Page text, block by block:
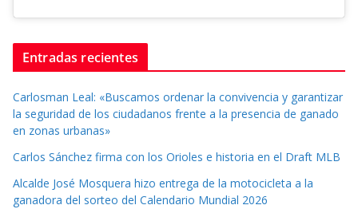
Entradas recientes
Carlosman Leal: «Buscamos ordenar la convivencia y garantizar
la seguridad de los ciudadanos frente a la presencia de ganado
en zonas urbanas»
Carlos Sánchez firma con los Orioles e historia en el Draft MLB
Alcalde José Mosquera hizo entrega de la motocicleta a la
ganadora del sorteo del Calendario Mundial 2026